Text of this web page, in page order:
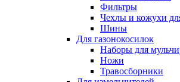
Фильтры
Чехлы и кожухи
Шины
Для газонокосилок
Наборы для
Ножи
Травосборники